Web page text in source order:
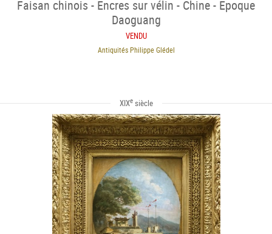
Faisan chinois - Encres sur vélin - Chine - Epoque
Daoguang
VENDU
Antiquités Philippe Glédel
XIXesiècle